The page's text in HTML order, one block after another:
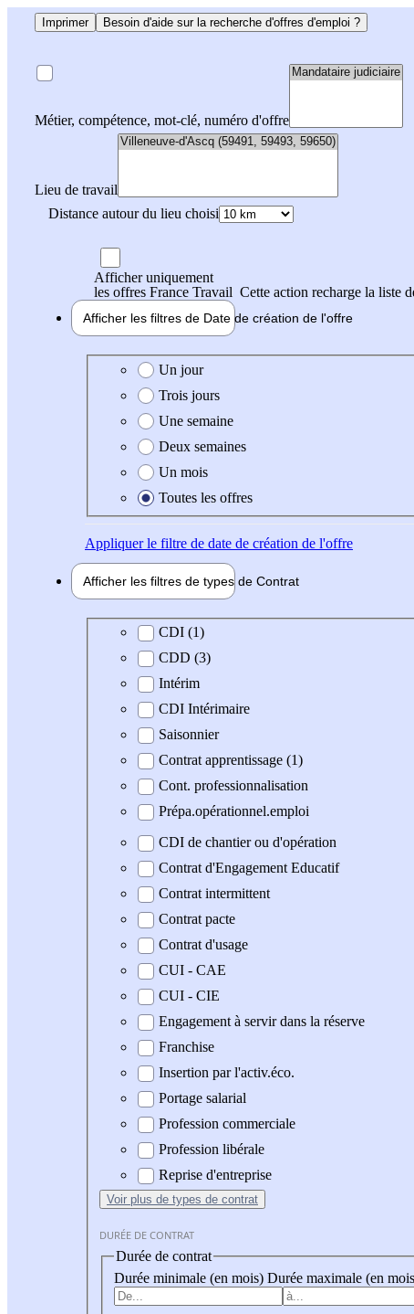
Imprimer Besoin d'aide sur la recherche d'offres d'emploi ?
Métier, compétence, mot-clé, numéro d'offre
Lieu de travail
Distance autour du lieu choisi
Afficher uniquement
les offres France Travail Cette action recharge la liste
Afficher les filtres de Date de création de l'offre
Date de création de l'offre
Un jour
Trois jours
Une semaine
Deux semaines
Un mois
Toutes les offres
Appliquerle filtre de date de création de l'offre
Afficher les filtres de types de Contrat
Type de contrat
CDI (1)
CDD (3)
Intérim
CDI Intérimaire
Saisonnier
Contrat apprentissage (1)
Cont. professionnalisation
Prépa.opérationnel.emploi
CDI de chantier ou d'opération
Contrat d'Engagement Educatif
Contrat intermittent
Contrat pacte
Contrat d'usage
CUI - CAE
CUI - CIE
Engagement à servir dans la réserve
Franchise
Insertion par l'activ.éco.
Portage salarial
Profession commerciale
Profession libérale
Reprise d'entreprise
Voir plus de types de contrat
DURÉE DE CONTRAT
Durée de contrat
Durée minimale (en mois) Durée maximale (en